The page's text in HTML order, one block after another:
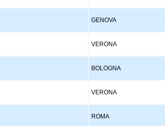
GENOVA
VERONA
BOLOGNA
VERONA
ROMA